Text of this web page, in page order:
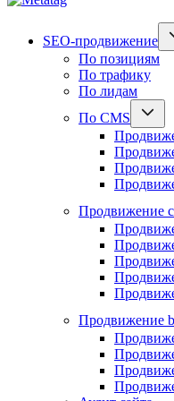
SEO-продвижение
По позициям
По трафику
По лидам
По CMS
Продвижение
Продвижение